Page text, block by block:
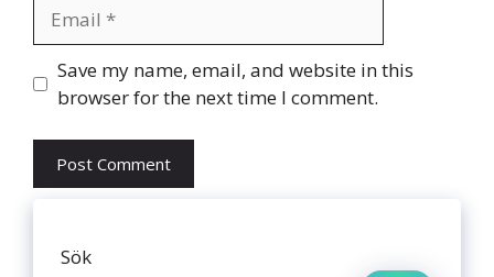
Website
Save my name, email, and website in this
browser for the next time I comment.
Sök